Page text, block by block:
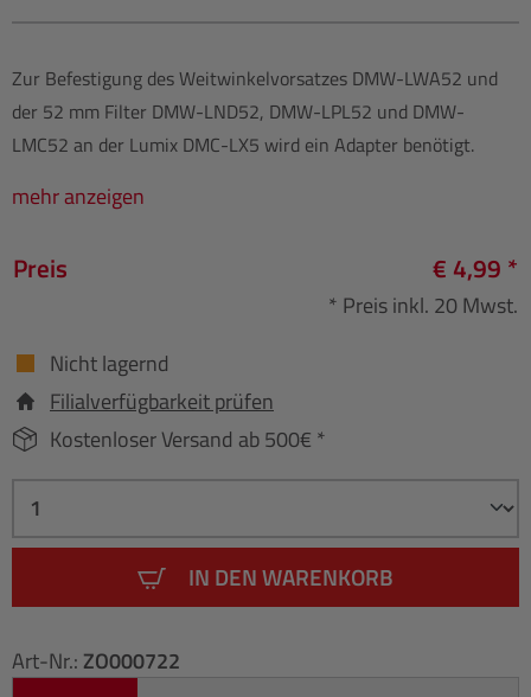
Zur Befestigung des Weitwinkelvorsatzes DMW-LWA52 und
der 52 mm Filter DMW-LND52, DMW-LPL52 und DMW-
LMC52 an der Lumix DMC-LX5 wird ein Adapter benötigt.
mehr anzeigen
Preis € 4,99 *
* Preis inkl. 20 Mwst.
Nicht lagernd
Filialverfügbarkeit prüfen
Kostenloser Versand ab 500€ *
IN DEN WARENKORB
Art-Nr.: ZO000722